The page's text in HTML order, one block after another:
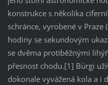
konstrukce s několika
schránce, vyrobené v
hodiny se sekundovým
se dvěma protiběžnými
přesnost chodu.[1] Bürgi
dokonale vyvážená kola a i